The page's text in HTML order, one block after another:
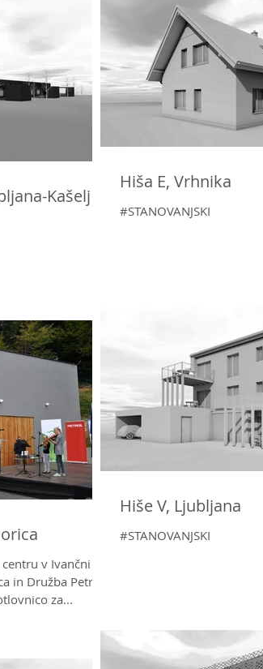
Kašelj
Hiša E, Vrhnika
#STANOVANJSKI
v Ivančni
in Družba Petrol
za...
Hiše V, Ljubljana
#STANOVANJSKI